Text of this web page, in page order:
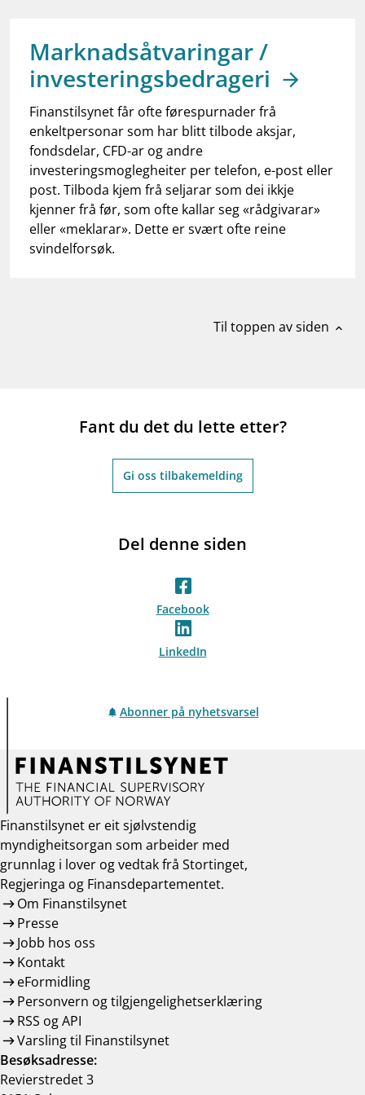
dashboardInformasjon for investorer
notifications_noneAbonner på nyhetsvarsel
Marknadsåtvaringar /
investeringsbedrageri
Finanstilsynet får ofte førespurnader frå
enkeltpersonar som har blitt tilbode aksjar,
fondsdelar, CFD-ar og andre
investeringsmoglegheiter per telefon, e-post eller
post. Tilboda kjem frå seljarar som dei ikkje
kjenner frå før, som ofte kallar seg «rådgivarar»
eller «meklarar». Dette er svært ofte reine
svindelforsøk.
Til toppen av siden expand_less
Fant du det du lette etter?
Gi oss tilbakemelding
Del denne siden
Facebook
LinkedIn
Abonner på nyhetsvarsel
Finanstilsynet er eit sjølvstendig
myndigheitsorgan som arbeider med
grunnlag i lover og vedtak frå Stortinget,
Regjeringa og Finansdepartementet.
Om Finanstilsynet
Presse
Jobb hos oss
Kontakt
eFormidling
Personvern og tilgjengelighetserklæring
RSS og API
Varsling til Finanstilsynet
Besøksadresse:
Revierstredet 3